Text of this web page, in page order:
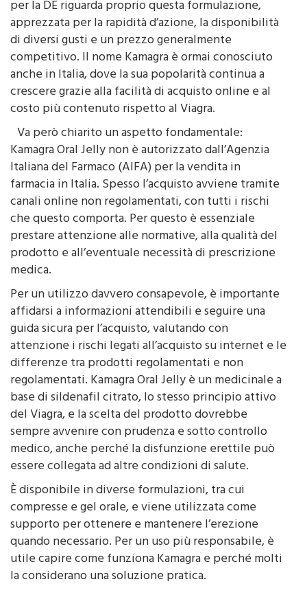
per la DE riguarda proprio questa formulazione,
apprezzata per la rapidità d’azione, la disponibilità
di diversi gusti e un prezzo generalmente
competitivo. Il nome Kamagra è ormai conosciuto
anche in Italia, dove la sua popolarità continua a
crescere grazie alla facilità di acquisto online e al
costo più contenuto rispetto al Viagra.
Va però chiarito un aspetto fondamentale:
Kamagra Oral Jelly non è autorizzato dall’Agenzia
Italiana del Farmaco (AIFA) per la vendita in
farmacia in Italia. Spesso l’acquisto avviene tramite
canali online non regolamentati, con tutti i rischi
che questo comporta. Per questo è essenziale
prestare attenzione alle normative, alla qualità del
prodotto e all’eventuale necessità di prescrizione
medica.
Per un utilizzo davvero consapevole, è importante
affidarsi a informazioni attendibili e seguire una
guida sicura per l’acquisto, valutando con
attenzione i rischi legati all’acquisto su internet e le
differenze tra prodotti regolamentati e non
regolamentati. Kamagra Oral Jelly è un medicinale a
base di sildenafil citrato, lo stesso principio attivo
del Viagra, e la scelta del prodotto dovrebbe
sempre avvenire con prudenza e sotto controllo
medico, anche perché la disfunzione erettile può
essere collegata ad altre condizioni di salute.
È disponibile in diverse formulazioni, tra cui
compresse e gel orale, e viene utilizzata come
supporto per ottenere e mantenere l’erezione
quando necessario. Per un uso più responsabile, è
utile capire come funziona Kamagra e perché molti
la considerano una soluzione pratica.